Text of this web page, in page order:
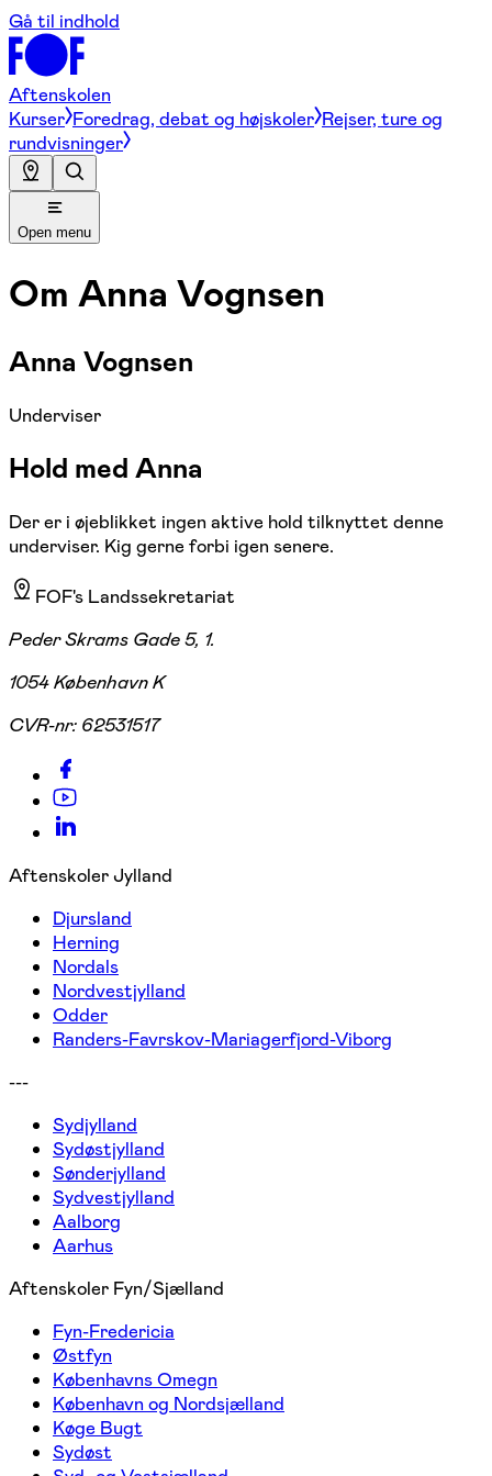
Gå til indhold
Aftenskolen
Kurser Foredrag, debat og højskoler Rejser, ture og
rundvisninger
Open menu
Om Anna Vognsen
Anna Vognsen
Underviser
Hold med Anna
Der er i øjeblikket ingen aktive hold tilknyttet denne
underviser. Kig gerne forbi igen senere.
FOF's Landssekretariat
Peder Skrams Gade 5, 1.
1054 København K
CVR-nr: 62531517
Aftenskoler Jylland
Djursland
Herning
Nordals
Nordvestjylland
Odder
Randers-Favrskov-Mariagerfjord-Viborg
---
Sydjylland
Sydøstjylland
Sønderjylland
Sydvestjylland
Aalborg
Aarhus
Aftenskoler Fyn/Sjælland
Fyn-Fredericia
Østfyn
Københavns Omegn
København og Nordsjælland
Køge Bugt
Sydøst